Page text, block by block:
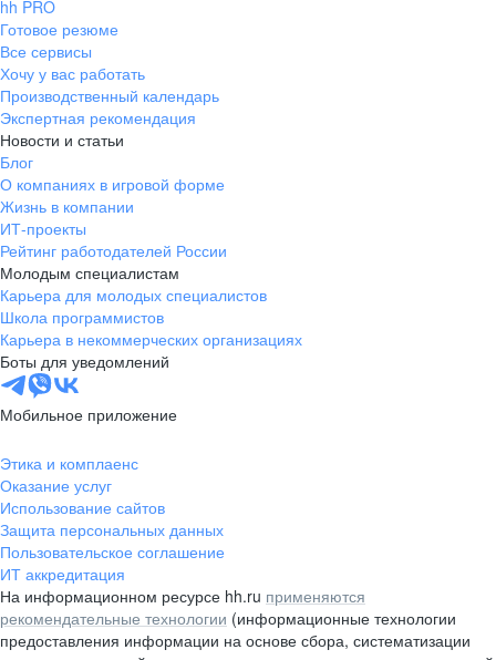
hh PRO
Готовое резюме
Все сервисы
Хочу у вас работать
Производственный календарь
Экспертная рекомендация
Новости и статьи
Блог
О компаниях в игровой форме
Жизнь в компании
ИТ-проекты
Рейтинг работодателей России
Молодым специалистам
Карьера для молодых специалистов
Школа программистов
Карьера в некоммерческих организациях
Боты для уведомлений
Мобильное приложение
Этика и комплаенс
Оказание услуг
Использование сайтов
Защита персональных данных
Пользовательское соглашение
ИТ аккредитация
На информационном ресурсе hh.ru применяются
рекомендательные технологии (информационные технологии
предоставления информации на основе сбора, систематизации